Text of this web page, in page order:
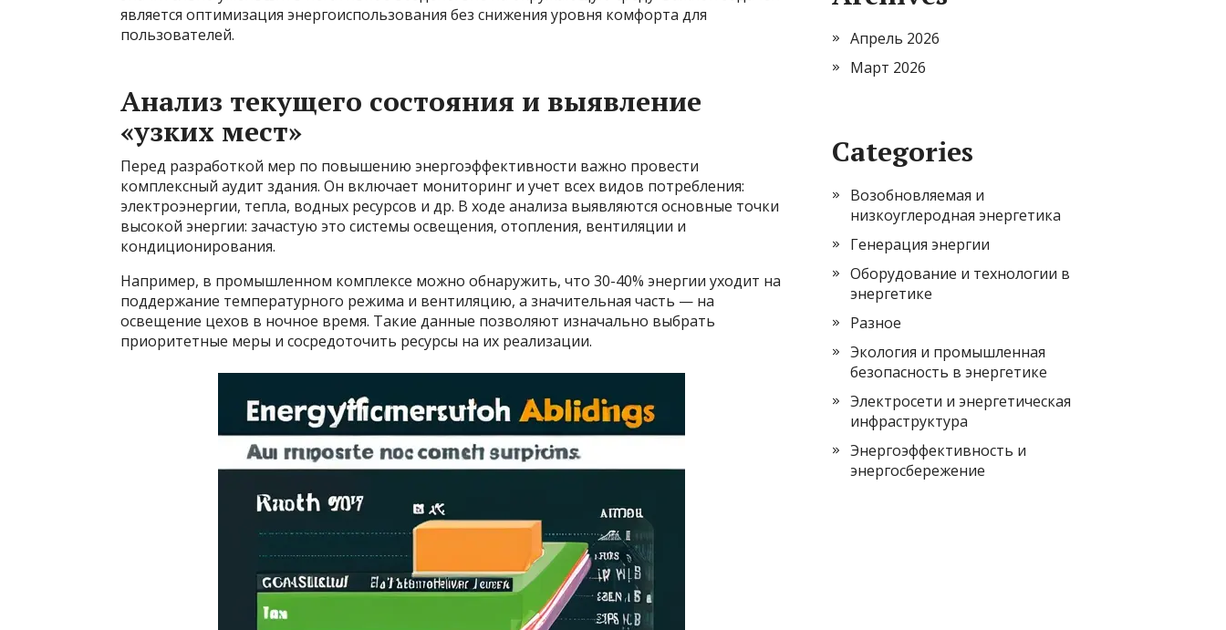
является оптимизация энергоиспользования без снижения уровня комфорта для
пользователей.
Анализ текущего состояния и выявление
«узких мест»
Перед разработкой мер по повышению энергоэффективности важно провести
комплексный аудит здания. Он включает мониторинг и учет всех видов потребления:
электроэнергии, тепла, водных ресурсов и др. В ходе анализа выявляются основные точки
высокой энергии: зачастую это системы освещения, отопления, вентиляции и
кондиционирования.
Например, в промышленном комплексе можно обнаружить, что 30-40% энергии уходит на
поддержание температурного режима и вентиляцию, а значительная часть — на
освещение цехов в ночное время. Такие данные позволяют изначально выбрать
приоритетные меры и сосредоточить ресурсы на их реализации.
Апрель 2026
Март 2026
Categories
Возобновляемая и
низкоуглеродная энергетика
Генерация энергии
Оборудование и технологии в
энергетике
Разное
Экология и промышленная
безопасность в энергетике
Электросети и энергетическая
инфраструктура
Энергоэффективность и
энергосбережение